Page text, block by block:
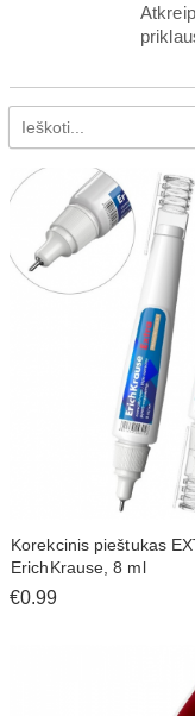
Korekcinis pieštukas
ErichKrause, 8 ml
€0.99